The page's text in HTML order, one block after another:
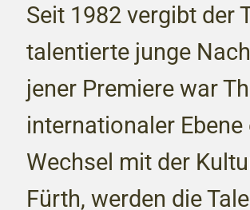
Seit 1982 vergibt der
talentierte junge
jener Premiere war
internationaler
Wechsel mit der
Fürth, werden die